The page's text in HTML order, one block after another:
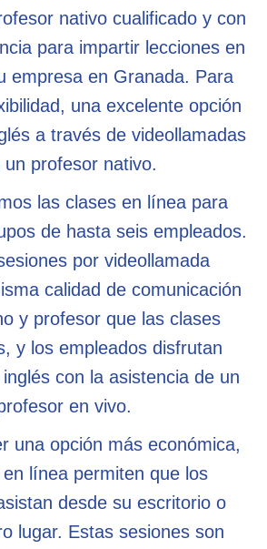
nativo cualificado y con
para impartir lecciones en
empresa en Granada. Para
una excelente opción
a través de videollamadas
un profesor nativo.
las clases en línea para
de hasta seis empleados.
por videollamada
calidad de comunicación
y profesor que las clases
y los empleados disfrutan
con la asistencia de un
en vivo.
una opción más económica,
en línea permiten que los
desde su escritorio o
lugar. Estas sesiones son